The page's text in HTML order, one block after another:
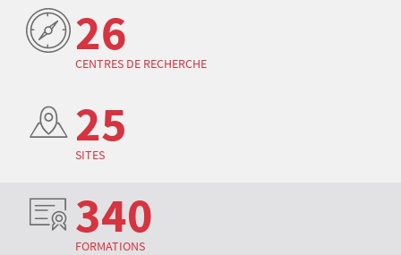
26
CENTRES DE RECHERCHE
25
SITES
340
FORMATIONS